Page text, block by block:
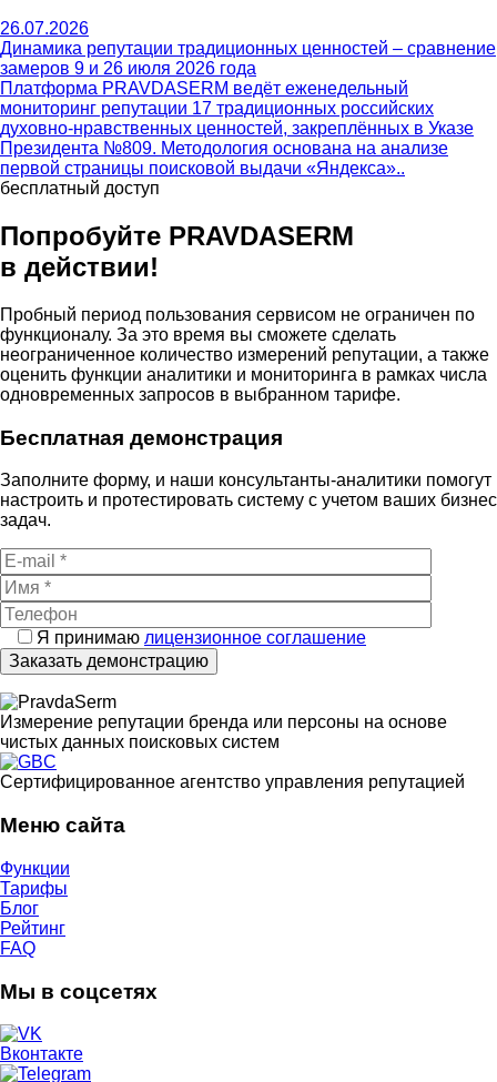
26.07.2026
Динамика репутации традиционных ценностей – сравнение
замеров 9 и 26 июля 2026 года
Платформа PRAVDASERM ведёт еженедельный
мониторинг репутации 17 традиционных российских
духовно-нравственных ценностей, закреплённых в Указе
Президента №809. Методология основана на анализе
первой страницы поисковой выдачи «Яндекса»..
бесплатный доступ
Попробуйте PRAVDASERM
в действии!
Пробный период пользования сервисом не ограничен по
функционалу. За это время вы сможете сделать
неограниченное количество измерений репутации, а также
оценить функции аналитики и мониторинга в рамках числа
одновременных запросов в выбранном тарифе.
Бесплатная демонстрация
Заполните форму, и наши консультанты-аналитики помогут
настроить и протестировать систему с учетом ваших бизнес
задач.
Я принимаю лицензионное соглашение
Измерение репутации бренда или персоны на основе
чистых данных поисковых систем
Cертифицированное агентство управления репутацией
Меню сайта
Функции
Тарифы
Блог
Рейтинг
FAQ
Мы в соцсетях
Вконтакте